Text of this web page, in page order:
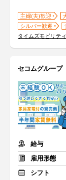
主婦(夫)歓迎
シルバー歓迎
タイムズモビリテ
セコムグルー
給与
雇用形態
シフト